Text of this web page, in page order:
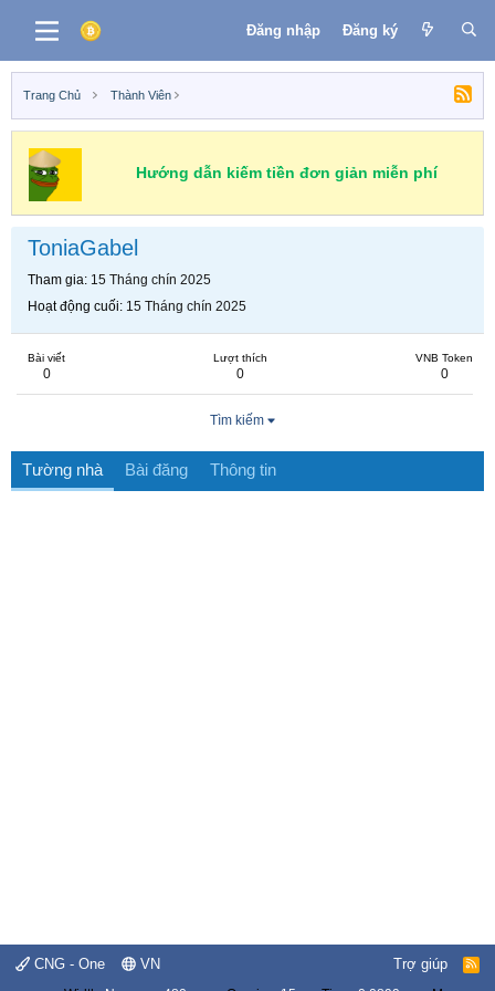
Đăng nhập Đăng ký
Trang Chủ Thành Viên
Hướng dẫn kiếm tiền đơn giản miễn phí
ToniaGabel
Tham gia 15 Tháng chín 2025
Hoạt động cuối 15 Tháng chín 2025
Bài viết
0
Lượt thích
0
VNB Token
0
Tìm kiếm
Tường nhà Bài đăng Thông tin
CNG - One VN Trợ giúp
R